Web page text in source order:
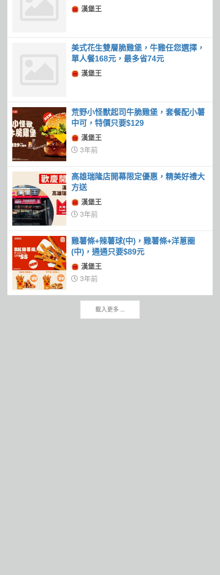
漢堡王
美式花生雙層脆雞堡，牛雞任您選擇，
單人餐168元，最多省74元
漢堡王
荒野小怪獸起司牛脆雞堡，套餐配小薯
中可，特價只要$129
漢堡王
3年前
高雄瑞隆店開幕限定優惠，精美好禮大
方送
漢堡王
3年前
雞薯條+辣薯球(中)，雞薯條+洋蔥圈
(中)，通通只要$89元
漢堡王
3年前
載入更多 ...